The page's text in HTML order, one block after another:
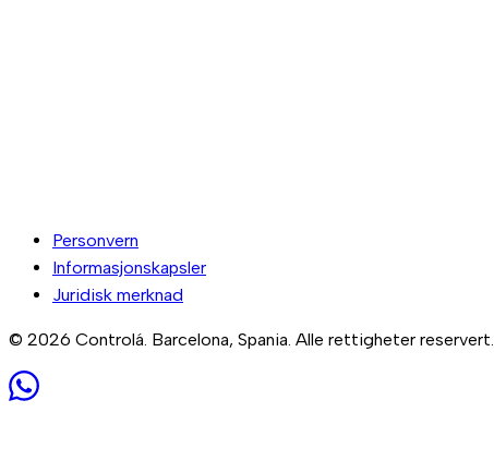
Personvern
Informasjonskapsler
Juridisk merknad
© 2026 Controlá. Barcelona, Spania. Alle rettigheter reservert.